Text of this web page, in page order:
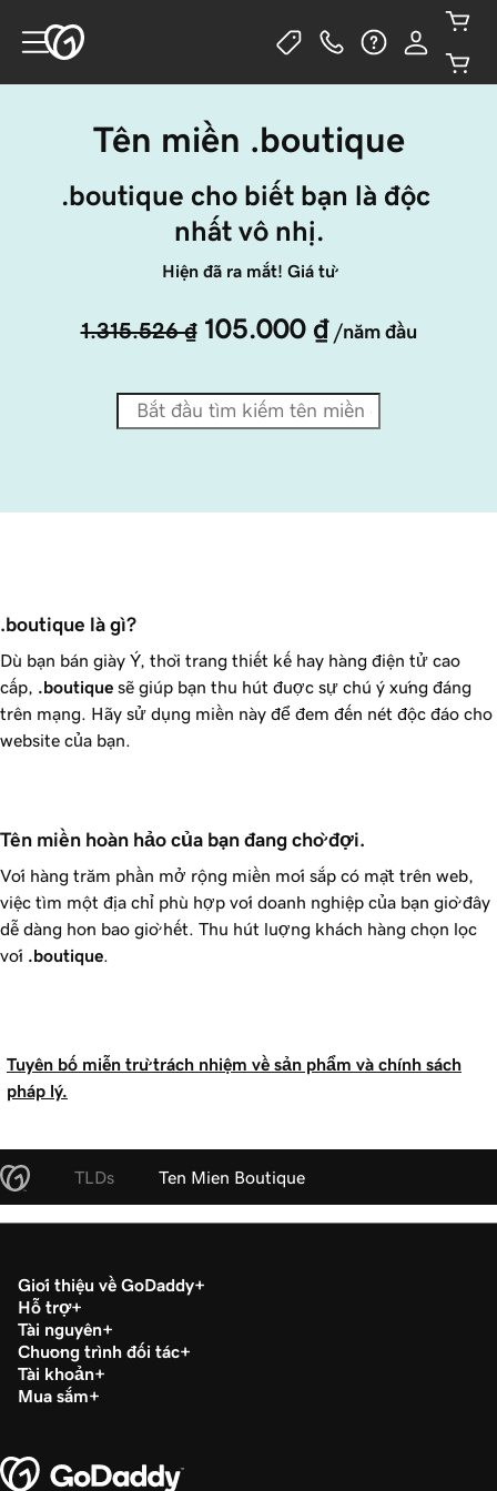
Tên miền .boutique
.boutique cho biết bạn là độc
nhất vô nhị.
Hiện đã ra mắt! Giá từ
1.315.526 ₫ 105.000 ₫ /năm đầu
.boutique là gì?
Dù bạn bán giày Ý, thời trang thiết kế hay hàng điện tử cao
cấp,
.boutique sẽ giúp bạn thu hút được sự chú ý xứng đáng
trên mạng. Hãy sử dụng miền này để đem đến nét độc đáo cho
website của bạn.
Tên miền hoàn hảo của bạn đang chờ đợi.
Với hàng trăm phần mở rộng miền mới sắp có mặt trên web,
việc tìm một địa chỉ phù hợp với doanh nghiệp của bạn giờ đây
dễ dàng hơn bao giờ hết. Thu hút lượng khách hàng chọn lọc
với .boutique
Tuyên bố miễn trừ trách nhiệm về sản phẩm và chính sách
pháp lý.
TLDs Ten Mien Boutique
Giới thiệu về GoDaddy
Hỗ trợ
Tài nguyên
Chương trình đối tác
Tài khoản
Mua sắm